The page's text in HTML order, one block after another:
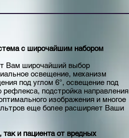
с широчайшим набором
Вам широчайший выбор
освещение, механизм
под углом 6°, освещение под
рефлекса, подстройка направления
изображения и многое
еще более расширяет Ваши
так и пациента от вредных